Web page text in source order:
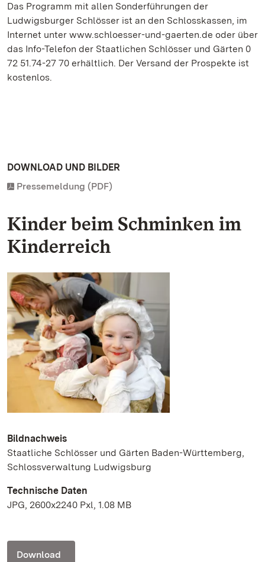
Das Programm mit allen Sonderführungen der
Ludwigsburger Schlösser ist an den Schlosskassen, im
Internet unter www.schloesser-und-gaerten.de oder über
das Info-Telefon der Staatlichen Schlösser und Gärten 0
72 51.74-27 70 erhältlich. Der Versand der Prospekte ist
kostenlos.
DOWNLOAD UND BILDER
Pressemeldung (PDF)
Kinder beim Schminken im
Kinderreich
Bildnachweis
Staatliche Schlösser und Gärten Baden-Württemberg,
Schlossverwaltung Ludwigsburg
Technische Daten
JPG, 2600x2240 Pxl, 1.08 MB
Download